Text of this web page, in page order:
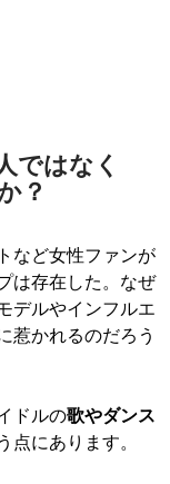
ではなく
？
など女性ファンが
は存在した。なぜ
デルやインフルエ
惹かれるのだろう
ドルの歌やダンス
点にあります。